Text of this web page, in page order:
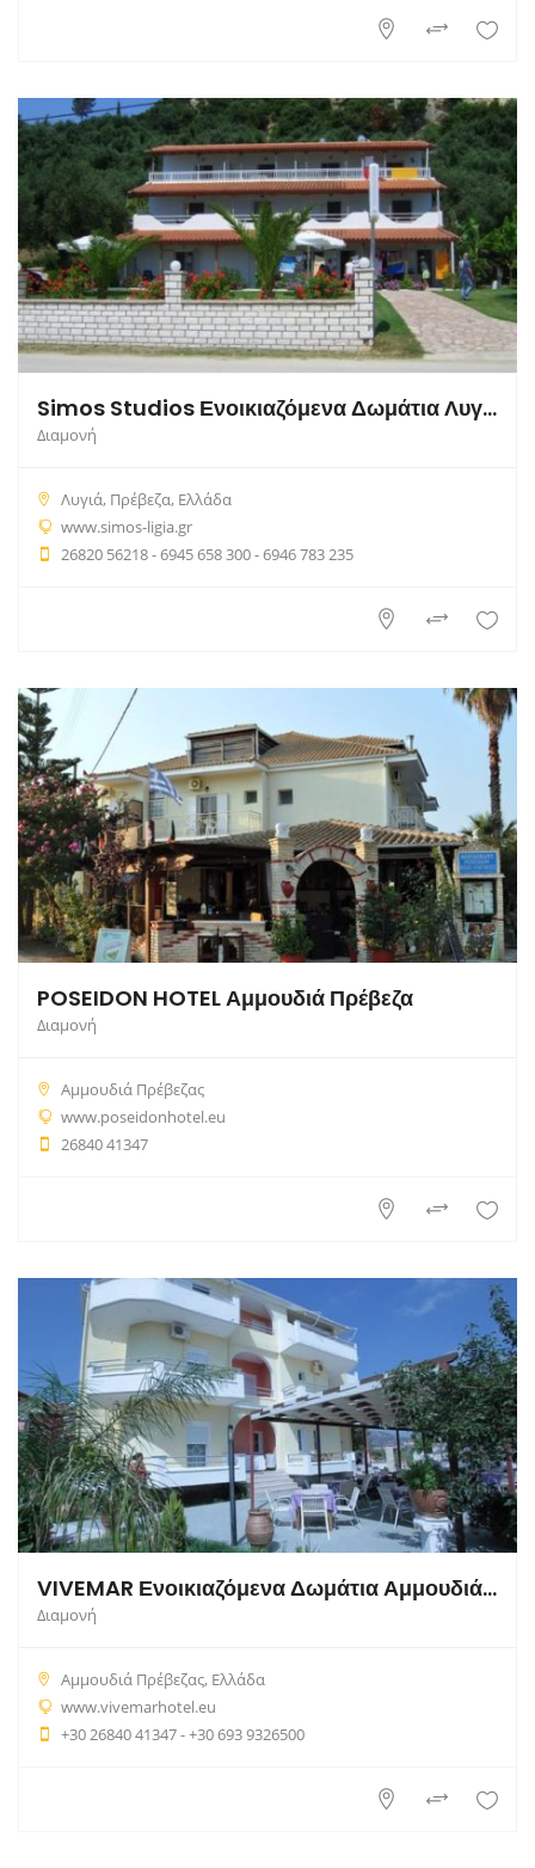
Simos Studios Ενοικιαζόμενα Δωμάτια Λυγιά Πρέβεζα
Διαμονή
Λυγιά, Πρέβεζα, Ελλάδα
www.simos-ligia.gr
26820 56218 - 6945 658 300 - 6946 783 235
POSEIDON HOTEL Αμμουδιά Πρέβεζα
Διαμονή
Αμμουδιά Πρέβεζας
www.poseidonhotel.eu
26840 41347
VIVEMAR Ενοικιαζόμενα Δωμάτια Αμμουδιά Πρέβεζα
Διαμονή
Αμμουδιά Πρέβεζας, Ελλάδα
www.vivemarhotel.eu
+30 26840 41347 - +30 693 9326500